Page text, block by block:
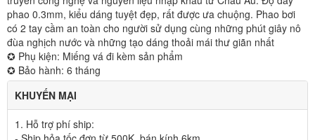
phao 0.3mm, kiểu dáng tuyệt đẹp, rất được ưa chuộng. Phao bơi
có 2 tay cầm an toàn cho người sử dụng cùng những phút giây nô
đùa nghịch nước và những tạo dáng thoải mái thư giãn nhất
✪ Phụ kiện: Miếng vá đi kèm sản phẩm
✪ Bảo hành: 6 tháng
KHUYẾN MẠI
1. Hỗ trợ phí ship: